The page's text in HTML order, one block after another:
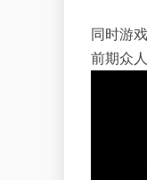
同时游
前期众